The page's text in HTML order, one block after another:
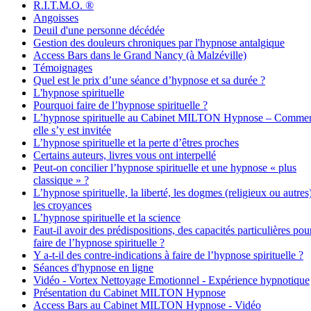
R.I.T.M.O. ®
Angoisses
Deuil d'une personne décédée
Gestion des douleurs chroniques par l'hypnose antalgique
Access Bars dans le Grand Nancy (à Malzéville)
Témoignages
Quel est le prix d’une séance d’hypnose et sa durée ?
L'hypnose spirituelle
Pourquoi faire de l’hypnose spirituelle ?
L’hypnose spirituelle au Cabinet MILTON Hypnose –
elle s’y est invitée
L’hypnose spirituelle et la perte d’êtres proches
Certains auteurs, livres vous ont interpellé
Peut-on concilier l’hypnose spirituelle et une hypnose « plus
classique » ?
L’hypnose spirituelle, la liberté, les dogmes (religieux ou
les croyances
L’hypnose spirituelle et la science
Faut-il avoir des prédispositions, des capacités particulières
faire de l’hypnose spirituelle ?
Y a-t-il des contre-indications à faire de l’hypnose spirituelle ?
Séances d'hypnose en ligne
Vidéo - Vortex Nettoyage Emotionnel - Expérience hypnotique
Présentation du Cabinet MILTON Hypnose
Access Bars au Cabinet MILTON Hypnose - Vidéo